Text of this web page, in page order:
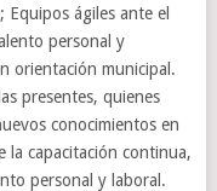
ágiles ante el
personal y
orientación municipal.
presentes, quienes
conocimientos en
la capacitación continua,
personal y laboral.